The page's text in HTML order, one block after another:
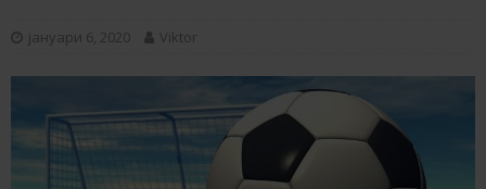
јануари 6, 2020 Viktor